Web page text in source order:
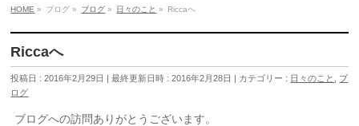
HOME » ブログ » ブログ » 日々のこと » Riccaへ
Riccaへ
投稿日 : 2016年2月29日 最終更新日時 : 2016年2月28日 カテゴリー : 日々のこと
ブ
ログ
ブログへの訪問ありがとうございます。